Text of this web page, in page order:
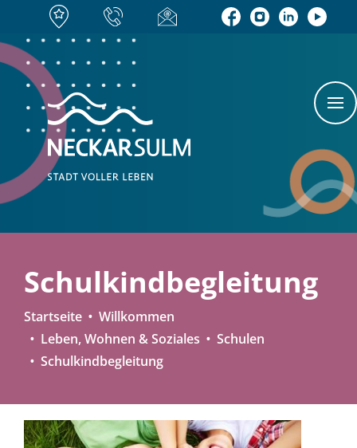
Schulkindbegleitung
Startseite
Willkommen
Leben, Wohnen & Soziales
Schulen
Schulkindbegleitung